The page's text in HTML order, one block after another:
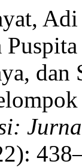
dan